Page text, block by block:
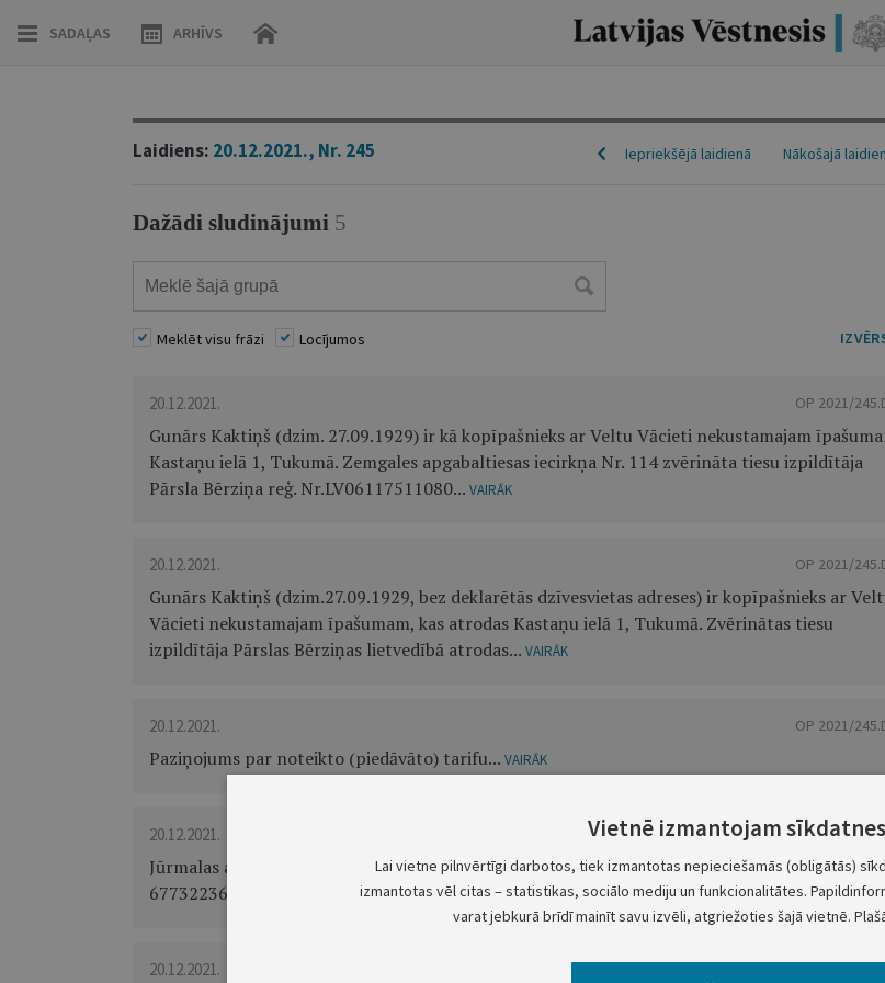
SADAĻAS ARHĪVS
Laidiens: 20.12.2021., Nr. 245 Iepriekšējā laidienā Nākošajā
Dažādi sludinājumi 5
Meklēt visu frāzi Locījumos
20.12.2021. OP 2021/
Gunārs Kaktiņš (dzim. 27.09.1929) ir kā kopīpašnieks ar Veltu Vācieti nekustamajam
Kastaņu ielā 1, Tukumā. Zemgales apgabaltiesas iecirkņa Nr. 114 zvērināta tiesu izpildītāja
Pārsla Bērziņa reģ. Nr.LV06117511080... VAIRĀK
20.12.2021. OP 2021/
Gunārs Kaktiņš (dzim.27.09.1929, bez deklarētās dzīvesvietas adreses) ir kopīpašnieks ar
Vācieti nekustamajam īpašumam, kas atrodas Kastaņu ielā 1, Tukumā. Zvērinātas tiesu
izpildītāja Pārslas Bērziņas lietvedībā atrodas... VAIRĀK
20.12.2021. OP 2021/
Paziņojums par noteikto (piedāvāto) tarifu... VAIRĀK
20.12.2021. OP 2021/
Jūrmalas apbedīšanas birojs - SĒRU NAMS Jūrmalā, Raiņa ielā 1, lūdz pieteikties pa tālr.
67732236 tālāk minētā pilsoņa piederīgos sakarā ar viņa nāvi:...VAIRĀK
20.12.2021. OP 2021/
Vietnē izmantojam sīkdatnes
Lai vietne pilnvērtīgi darbotos, tiek izmantotas nepieciešamās (obligātās)
izmantotas vēl citas – statistikas, sociālo mediju un funkcionalitātes.
varat jebkurā brīdī mainīt savu izvēli, atgriežoties šajā vietnē.